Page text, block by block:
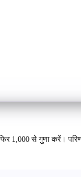
1,000 से गुणा करें।